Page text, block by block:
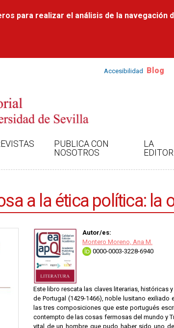
para realizar el análisis de la navegación
Accesibilidad Blog
PUBLICA CON
NOSOTROS
LA
a la ética política:
Autor/es:
Montero Moreno, Ana M.
0000-0003-3228-6940
Este libro rescata las claves literarias, históricas
de Portugal (1429-1466), noble lusitano
las tres composiciones que este portugués
contempto de las cosas fermosas del mundo y
vital de un hombre que pudo haber sido uno